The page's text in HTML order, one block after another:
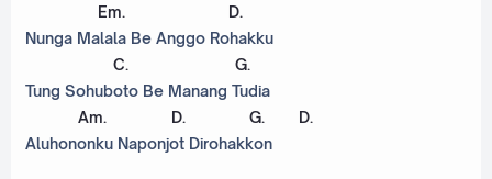
Em. D.
Nunga Malala Be Anggo Rohakku
C. G.
Tung Sohuboto Be Manang Tudia
Am. D. G. D.
Aluhononku Naponjot Dirohakkon